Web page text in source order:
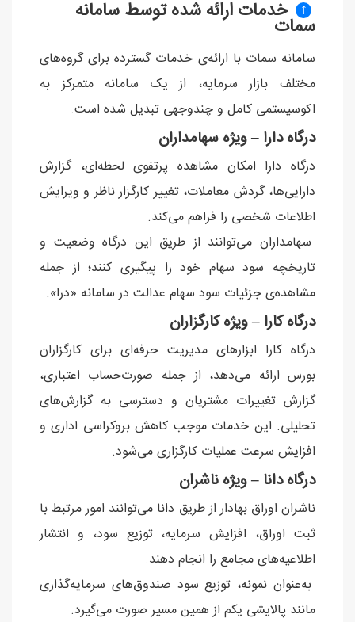
↑ خدمات ارائه‌ شده توسط سامانه
سمات
سامانه سمات با ارائه‌ی خدمات گسترده برای گروه‌های
مختلف بازار سرمایه، از یک سامانه متمرکز به
اکوسیستمی کامل و چندوجهی تبدیل شده است.
درگاه دارا – ویژه سهامداران
درگاه دارا امکان مشاهده پرتفوی لحظه‌ای، گزارش
دارایی‌ها، گردش معاملات، تغییر کارگزار ناظر و ویرایش
اطلاعات شخصی را فراهم می‌کند.
سهامداران می‌توانند از طریق این درگاه وضعیت و
تاریخچه سود سهام خود را پیگیری کنند؛ از جمله
مشاهده‌ی جزئیات سود سهام عدالت در سامانه «درا».
درگاه کارا – ویژه کارگزاران
درگاه کارا ابزارهای مدیریت حرفه‌ای برای کارگزاران
بورس ارائه می‌دهد، از جمله صورت‌حساب اعتباری،
گزارش تغییرات مشتریان و دسترسی به گزارش‌های
تحلیلی. این خدمات موجب کاهش بروکراسی اداری و
افزایش سرعت عملیات کارگزاری می‌شود.
درگاه دانا – ویژه ناشران
ناشران اوراق بهادار از طریق دانا می‌توانند امور مرتبط با
ثبت اوراق، افزایش سرمایه، توزیع سود، و انتشار
اطلاعیه‌های مجامع را انجام دهند.
به‌عنوان نمونه، توزیع سود صندوق‌های سرمایه‌گذاری
مانند پالایشی یکم از همین مسیر صورت می‌گیرد.